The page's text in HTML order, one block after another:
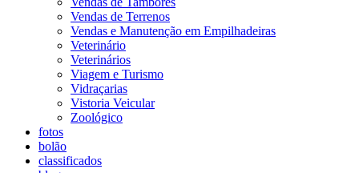
Vendas de Terrenos
Vendas e Manutenção em Empilhadeiras
Veterinário
Veterinários
Viagem e Turismo
Vidraçarias
Vistoria Veicular
Zoológico
fotos
bolão
classificados